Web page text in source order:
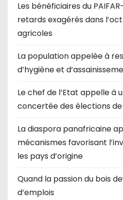
Les bénéficiaires du
retards exagérés dans
agricoles
La population appelée à
d’hygiène et
Le chef de l’Etat appelle à
concertée des élections de
La diaspora panafricaine
mécanismes favorisant
les pays d’origine
Quand la passion du bois
d’emplois